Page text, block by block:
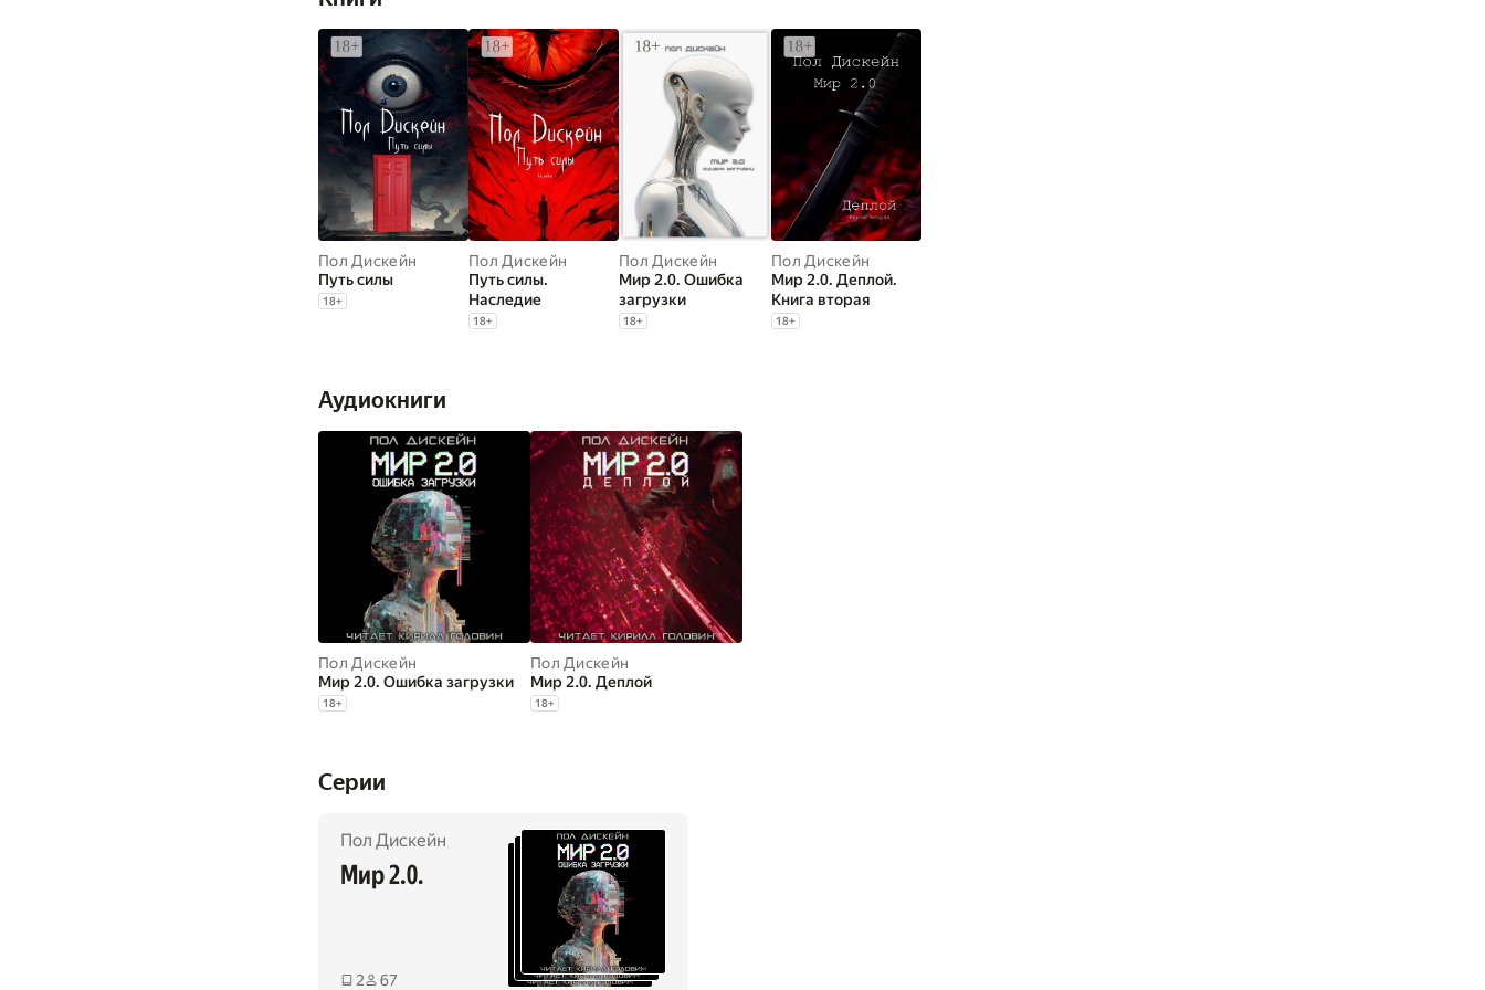
Пол Дискейн
Путь силы
18+
Пол Дискейн
Путь силы.
Наследие
18+
Пол Дискейн
Мир 2.0. Ошибка
загрузки
18+
Пол Дискейн
Мир 2.0. Деплой.
Книга вторая
18+
Аудиокниги
Пол Дискейн
Мир 2.0. Ошибка загрузки
18+
Пол Дискейн
Мир 2.0. Деплой
18+
Cерии
Пол Дискейн
Мир 2.0.
2 67